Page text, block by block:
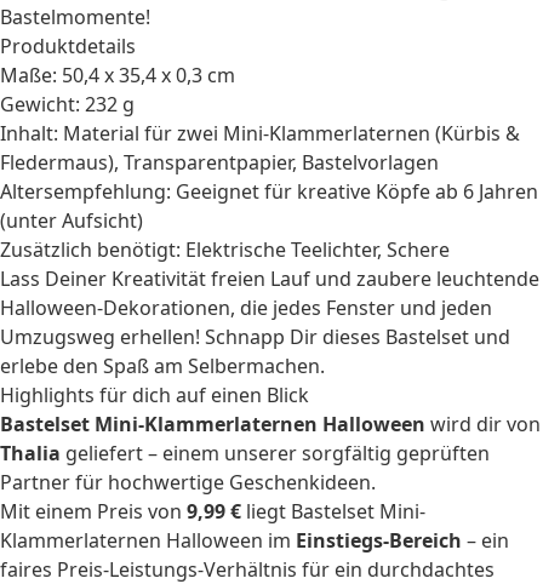
Bastelmomente!
Produktdetails
Maße: 50,4 x 35,4 x 0,3 cm
Gewicht: 232 g
Inhalt: Material für zwei Mini-Klammerlaternen (Kürbis &
Fledermaus), Transparentpapier, Bastelvorlagen
Altersempfehlung: Geeignet für kreative Köpfe ab 6 Jahren
(unter Aufsicht)
Zusätzlich benötigt: Elektrische Teelichter, Schere
Lass Deiner Kreativität freien Lauf und zaubere leuchtende
Halloween-Dekorationen, die jedes Fenster und jeden
Umzugsweg erhellen! Schnapp Dir dieses Bastelset und
erlebe den Spaß am Selbermachen.
Highlights für dich auf einen Blick
Bastelset Mini-Klammerlaternen Halloween wird dir von
Thalia geliefert – einem unserer sorgfältig geprüften
Partner für hochwertige Geschenkideen.
Mit einem Preis von 9,99 € liegt Bastelset Mini-
Klammerlaternen Halloween im Einstiegs-Bereich – ein
faires Preis-Leistungs-Verhältnis für ein durchdachtes